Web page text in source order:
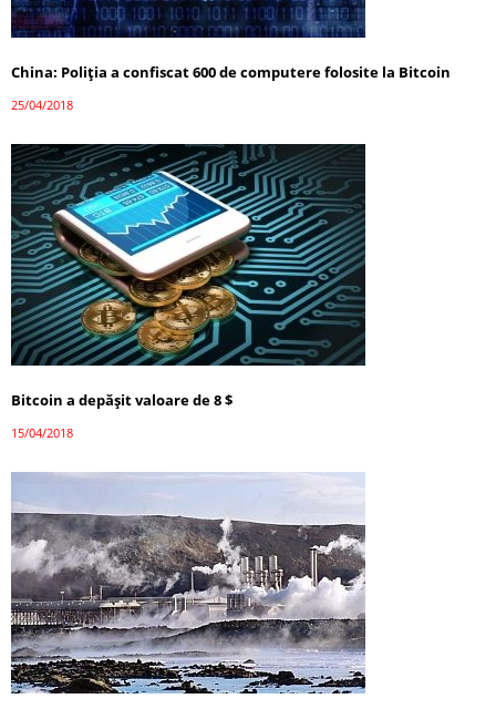
China: Poliția a confiscat 600 de computere folosite la Bitcoin
25/04/2018
Bitcoin a depăşit valoare de 8 $
15/04/2018